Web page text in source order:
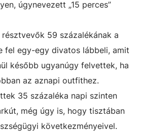
úgynevezett „15 perces”
59 százalékának a
fel egy-egy divatos lábbeli, amit
később ugyanúgy felvettek, ha
az aznapi outfithez.
35 százaléka napi szinten
még úgy is, hogy tisztában
következményeivel.